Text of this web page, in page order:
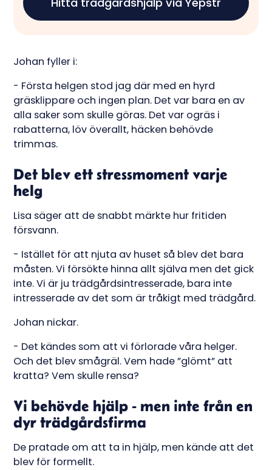
Johan fyller i:
- Första helgen stod jag där med en hyrd
gräsklippare och ingen plan. Det var bara en av
alla saker som skulle göras. Det var ogräs i
rabatterna, löv överallt, häcken behövde
trimmas.
Det blev ett stressmoment varje
helg
Lisa säger att de snabbt märkte hur fritiden
försvann.
- Istället för att njuta av huset så blev det bara
måsten. Vi försökte hinna allt själva men det gick
inte. Vi är ju trädgårdsintresserade, bara inte
intresserade av det som är tråkigt med trädgård.
Johan nickar.
- Det kändes som att vi förlorade våra helger.
Och det blev smågräl. Vem hade ”glömt” att
kratta? Vem skulle rensa?
Vi behövde hjälp - men inte från en
dyr trädgårdsfirma
De pratade om att ta in hjälp, men kände att det
blev för formellt.